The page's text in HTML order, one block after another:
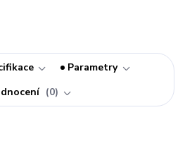
Parametry
0